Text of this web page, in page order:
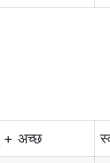
अच्छ